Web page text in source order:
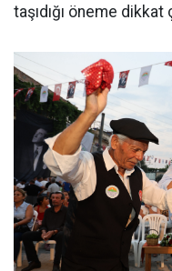
taşıdığı öneme dikkat